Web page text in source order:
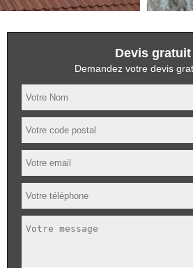
Devis gratuit
Demandez votre devis